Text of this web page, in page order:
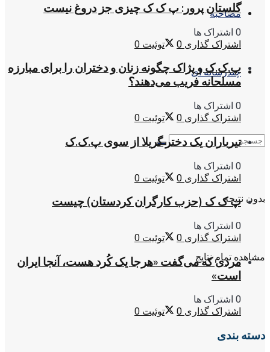
مصاحبه
چندرسانه ای
بدون نتیجه
مشاهده تمام نتایج
گلستان پرور: پ ک ک چیزی جز دروغ نیست
0 اشتراک ها
اشتراک گذاری 0 توئیت 0
پ.ک.ک و پژاک چگونه زنان و دختران را برای مبارزه
مسلحانه فریب می‌دهند؟
0 اشتراک ها
اشتراک گذاری 0 توئیت 0
تیرباران یک دختر گریلا از سوی پ.ک.ک
0 اشتراک ها
اشتراک گذاری 0 توئیت 0
پ ک ک (حزب کارگران کردستان) چیست
0 اشتراک ها
اشتراک گذاری 0 توئیت 0
مردی که می‌گفت «هرجا یک کُرد هست، آنجا ایران
است»
0 اشتراک ها
اشتراک گذاری 0 توئیت 0
دسته بندی